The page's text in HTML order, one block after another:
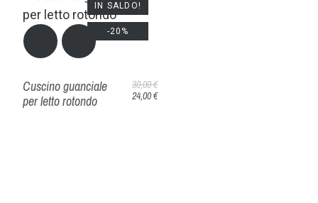
Cuscino guanciale
per letto rotondo
30,00 €
24,00 €
IN SALDO!
-20%